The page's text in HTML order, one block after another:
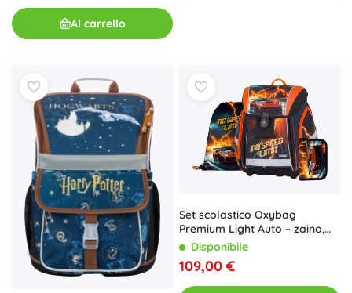
Al carrello
Set scolastico Oxybag
Premium Light Auto – zaino,
sacca e astuccio
Disponibile
109,00 €